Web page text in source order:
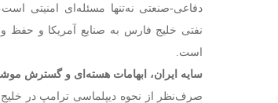
دفاعی-صنعتی نه‌تنها مسئله‌ای امنیتی
نفتی خلیج فارس به صنایع آمریکا و حفظ
است.
سایه ایران، ابهامات هسته‌ای و گسترش
صرف‌نظر از نحوه دیپلماسی ترامپ در خلیج